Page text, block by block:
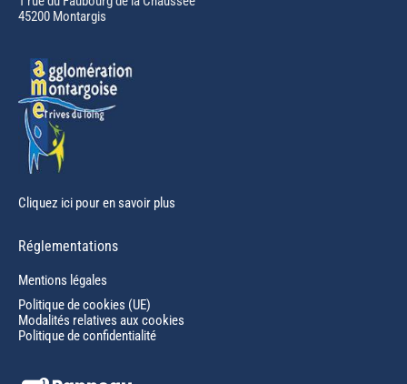
new
45200 Montargis
Cliquez ici pour en savoir plus
Réglementations
Mentions légales
Politique de cookies (UE)
Modalités relatives aux cookies
Politique de confidentialité